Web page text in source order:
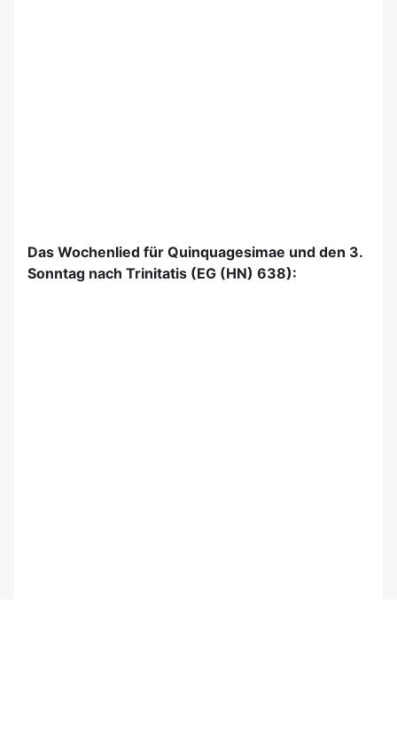
Das Wochenlied für Quinquagesimae und den 3.
Sonntag nach Trinitatis (EG (HN) 638):